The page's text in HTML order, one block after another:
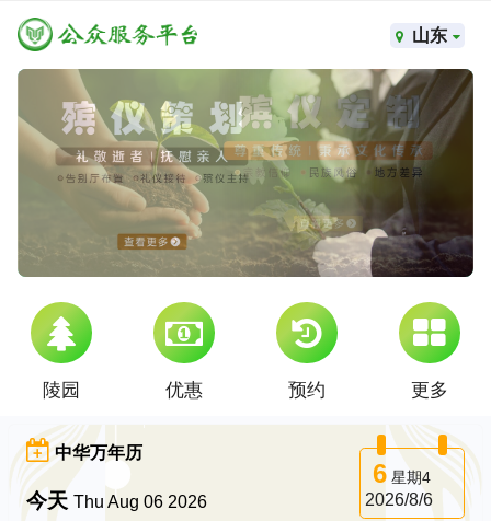
山东
陵园 优惠 预约 更多
中华万年历
今天 Thu Aug 06 2026
6星期4
2026/8/6